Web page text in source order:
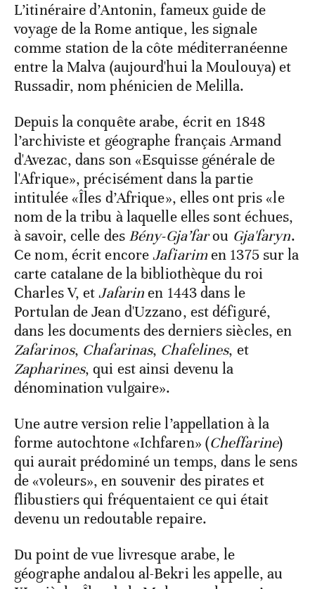
L’itinéraire d’Antonin, fameux guide de
voyage de la Rome antique, les signale
comme station de la côte méditerranéenne
entre la Malva (aujourd'hui la Moulouya) et
Russadir, nom phénicien de Melilla.
Depuis la conquête arabe, écrit en 1848
l’archiviste et géographe français Armand
d'Avezac, dans son «Esquisse générale de
l'Afrique», précisément dans la partie
intitulée «Îles d’Afrique», elles ont pris «le
nom de la tribu à laquelle elles sont échues,
à savoir, celle des Bény-Gja’farou Gja'faryn.
Ce nom, écrit encoreJafiarimen 1375 sur la
carte catalane de la bibliothèque du roi
Charles V, etJafarinen 1443 dans le
Portulan de Jean d'Uzzano, est défiguré,
dans les documents des derniers siècles, en
Zafarinos, Chafarinas, Chafelines, et
Zapharines, qui est ainsi devenu la
dénomination vulgaire».
Une autre version relie l’appellation à la
forme autochtone «Ichfaren» (Cheffarine)
qui aurait prédominé un temps, dans le sens
de «voleurs», en souvenir des pirates et
flibustiers qui fréquentaient ce qui était
devenu un redoutable repaire.
Du point de vue livresque arabe, le
géographe andalou al-Bekri les appelle, au